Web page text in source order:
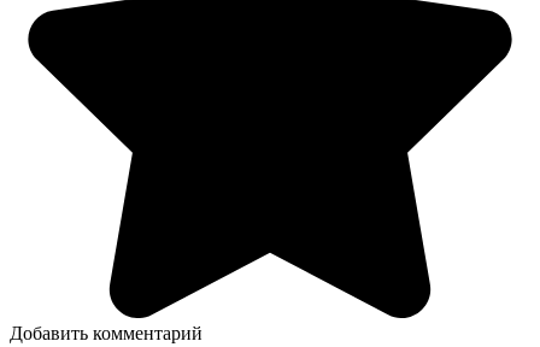
Добавить комментарий